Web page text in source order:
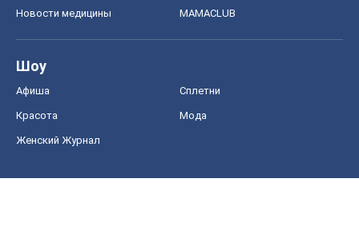
Новости медицины MAMACLUB
Шоу
Афиша Сплетни
Красота Мода
Женский Журнал